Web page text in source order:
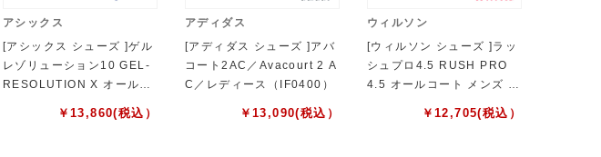
アシックス
[アシックス シューズ ]ゲル
レゾリューション10 GEL-
RESOLUTION X オールコ
ート用 レディース 1042A2
￥ 13,860(税込）
アディダス
[アディダス シューズ ]アバ
コート2AC／Avacourt 2 A
C／レディース（IF0400）
￥ 13,090(税込）
ウィルソン
[ウィルソン シューズ ]ラッ
シュプロ4.5 RUSH PRO
4.5 オールコート メンズ W
￥ 12,705(税込）